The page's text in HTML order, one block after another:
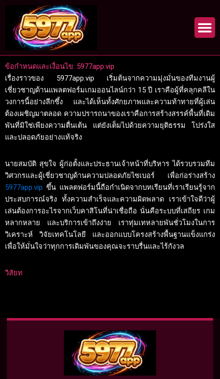
content
ข้อกำหนดและเงื่อนไข: 5977app.vip
เรื่องราวของ 5977app.vip เริ่มต้นจากความมุ่งมั่นของทีมงานผู้
เชี่ยวชาญด้านแพลตฟอร์มเกมออนไลน์กว่า 15 ปี เราคือผู้ที่คลุกคลีใน
วงการนี้อย่างลึกซึ้ง และได้เห็นทั้งศักยภาพและความท้าทายที่ผู้เล่น
ต้องเผชิญมาตลอด ความปรารถนาของเราคือการสร้างสรรค์พื้นที่เดิม
พันที่มิใช่เพียงความตื่นเต้น แต่ยังเต็มไปด้วยความยุติธรรม โปร่งใส
และปลอดภัยอย่างแท้จริง
นายสมบัติ สุขใจ ผู้ก่อตั้งและประธานเจ้าหน้าที่บริหาร ได้รวบรวมทีม
วิศวกรและผู้เชี่ยวชาญด้านความปลอดภัยไซเบอร์ เพื่อก่อร่างสร้าง
5977app.vip ขึ้น แพลตฟอร์มนี้ถือกำเนิดจากบทเรียนที่เราเรียนรู้จาก
ประสบการณ์จริง ทั้งความสำเร็จและความผิดพลาด เราเข้าใจดีว่าผู้
เล่นต้องการอะไรจากเว็บคาสิโนที่น่าเชื่อถือ นั่นคือระบบที่เสถียร เกม
หลากหลาย และบริการเข้าถึงง่าย เราทุ่มเทหลายพันชั่วโมงในการ
วิเคราะห์ วิจัยเทคโนโลยี และออกแบบโครงสร้างพื้นฐานแข็งแกร่ง
เพื่อให้มั่นใจว่าทุกการเดิมพันของคุณจะราบรื่นและไร้กังวล
วิสัยท